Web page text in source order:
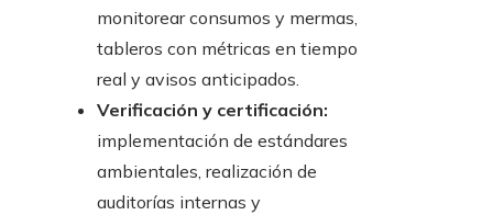
monitorear consumos y mermas,
tableros con métricas en tiempo
real y avisos anticipados.
Verificación y certificación:
implementación de estándares
ambientales, realización de
auditorías internas y